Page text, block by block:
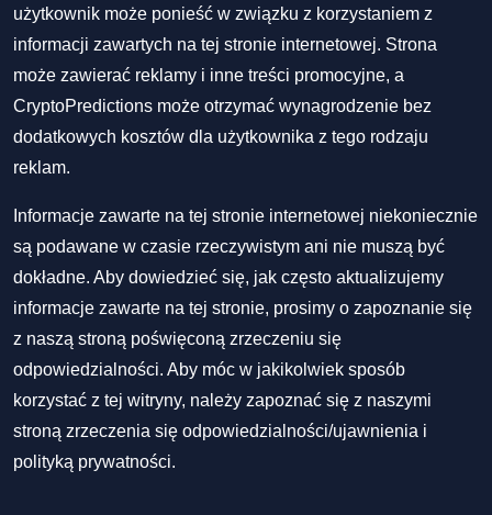
użytkownik może ponieść w związku z korzystaniem z
informacji zawartych na tej stronie internetowej. Strona
może zawierać reklamy i inne treści promocyjne, a
CryptoPredictions może otrzymać wynagrodzenie bez
dodatkowych kosztów dla użytkownika z tego rodzaju
reklam.
Informacje zawarte na tej stronie internetowej niekoniecznie
są podawane w czasie rzeczywistym ani nie muszą być
dokładne. Aby dowiedzieć się, jak często aktualizujemy
informacje zawarte na tej stronie, prosimy o zapoznanie się
z naszą stroną poświęconą zrzeczeniu się
odpowiedzialności. Aby móc w jakikolwiek sposób
korzystać z tej witryny, należy zapoznać się z naszymi
stroną zrzeczenia się odpowiedzialności/ujawnienia i
polityką prywatności.